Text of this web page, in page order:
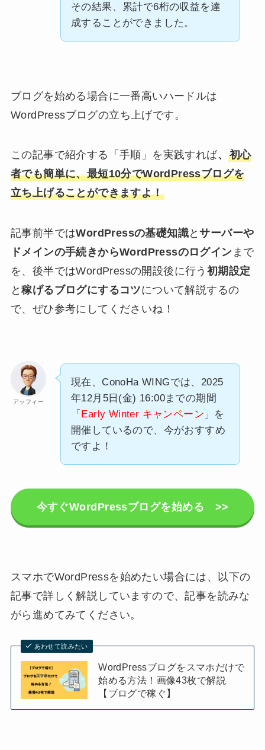
その結果、累計で6桁の収益を達
成することができました。
ブログを始める場合に一番高いハードルは
WordPressブログの立ち上げです。
この記事で紹介する「手順」を実践すれば、 初心
者でも簡単に、最短10分でWordPressブログを
立ち上げることができますよ！
記事前半ではWordPressの基礎知識とサーバーや
ドメインの手続きからWordPressのログイン まで
を、後半ではWordPressの開設後に行う 初期設定
と稼げるブログにするコツについて解説するの
で、ぜひ参考にしてくださいね！
アッフィー
現在、ConoHa WINGでは、2025
年12月5日(金) 16:00までの期間
「 Early Winter キャンペーン 」を
開催しているので、今がおすすめ
ですよ！
今すぐWordPressブログを始める >>
スマホでWordPressを始めたい場合には、以下の
記事で詳しく解説していますので、記事を読みな
がら進めてみてください。
あわせて読みたい
WordPressブログをスマホだけで
始める方法！画像43枚で解説
【ブログで稼ぐ】